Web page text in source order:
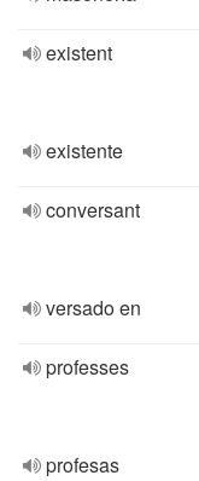
existent
existente
conversant
versado en
professes
profesas